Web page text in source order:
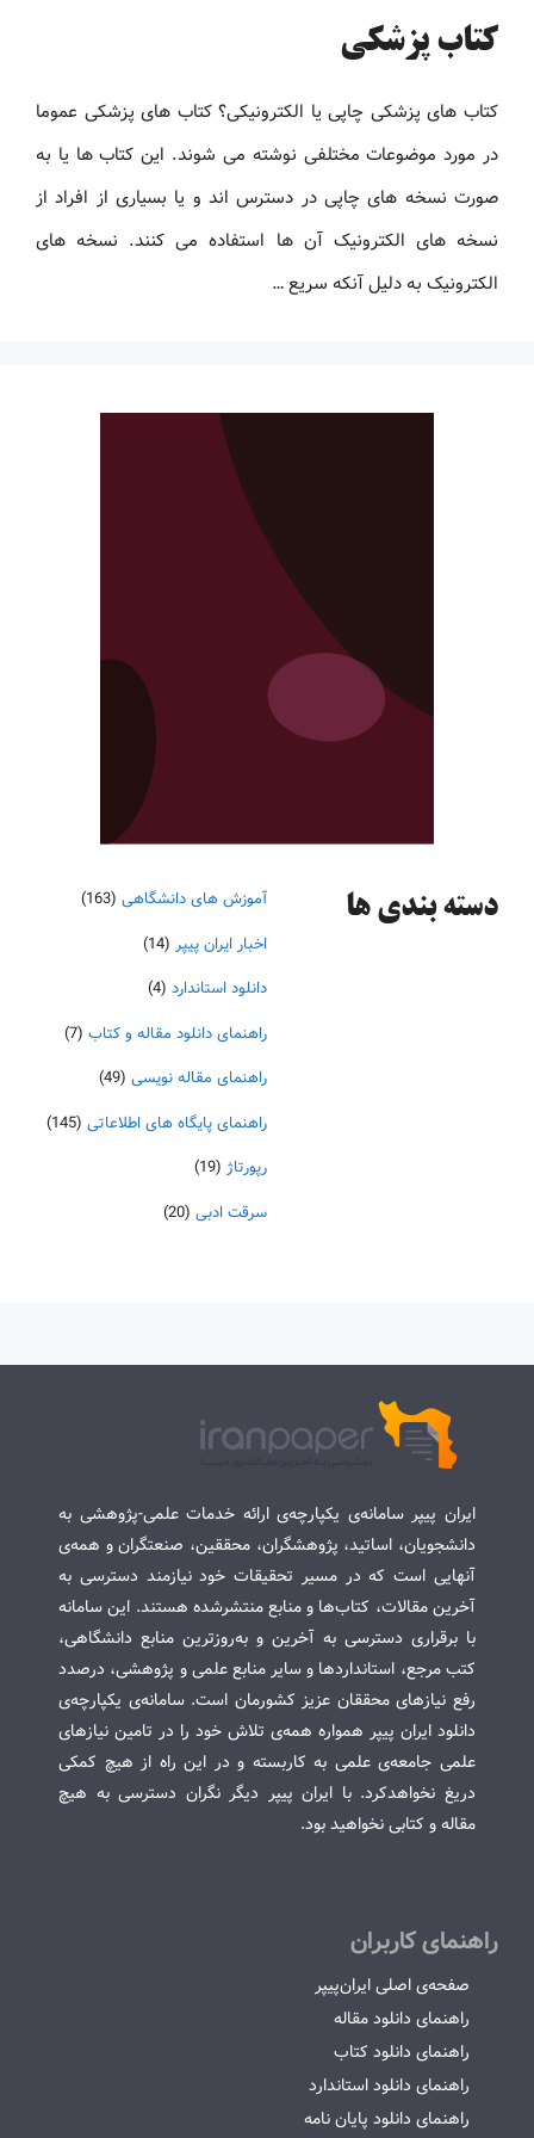
کتاب پزشکی
کتاب های پزشکی چاپی یا الکترونیکی؟ کتاب های پزشکی عموما
در مورد موضوعات مختلفی نوشته می شوند. این کتاب ها یا به
صورت نسخه های چاپی در دسترس اند و یا بسیاری از افراد از
نسخه های الکترونیک آن ها استفاده می کنند. نسخه های
الکترونیک به دلیل آنکه سریع …
دسته‌ بندی ها آموزش های دانشگاهی (163)
اخبار ایران پیپر (14)
دانلود استاندارد (4)
راهنمای دانلود مقاله و کتاب (7)
راهنمای مقاله نویسی (49)
راهنمای پایگاه های اطلاعاتی (145)
رپورتاژ (19)
سرقت ادبی (20)
ایران پیپر سامانه‌ی یکپارچه‌ی ارائه خدمات علمی-پژوهشی به
دانشجویان، اساتید، پژوهشگران، محققین، صنعتگران و همه‌ی
آنهایی است که در مسیر تحقیقات خود نیازمند دسترسی به
آخرین مقالات، کتاب‌ها و منابع منتشرشده هستند. این سامانه
با برقراری دسترسی به آخرین و به‌روزترین منابع دانشگاهی،
کتب مرجع، استانداردها و سایر منابع علمی و پژوهشی، درصدد
رفع نیازهای محققان عزیز کشورمان است. سامانه‌ی یکپارچه‌ی
دانلود ایران پیپر همواره همه‌ی تلاش خود را در تامین نیازهای
علمی جامعه‌ی علمی به کاربسته و در این راه از هیچ کمکی
دریغ نخواهدکرد. با ایران پیپر دیگر نگران دسترسی به هیچ
مقاله و کتابی نخواهید بود.
راهنمای کاربران
صفحه‌ی اصلی ایران‌پیپر
راهنمای دانلود مقاله
راهنمای دانلود کتاب
راهنمای دانلود استاندارد
راهنمای دانلود پایان نامه